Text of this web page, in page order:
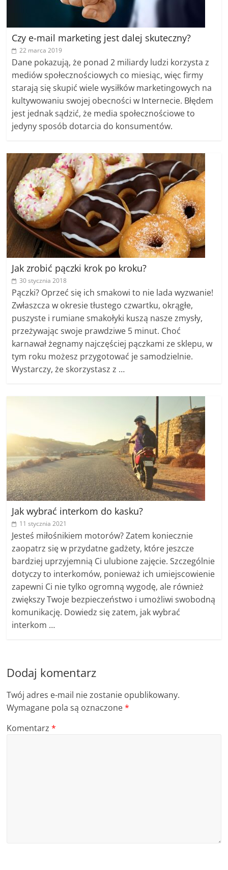
Czy e-mail marketing jest dalej skuteczny?
22 marca 2019
Dane pokazują, że ponad 2 miliardy ludzi korzysta z
mediów społecznościowych co miesiąc, więc firmy
starają się skupić wiele wysiłków marketingowych na
kultywowaniu swojej obecności w Internecie. Błędem
jest jednak sądzić, że media społecznościowe to
jedyny sposób dotarcia do konsumentów.
Jak zrobić pączki krok po kroku?
30 stycznia 2018
Pączki? Oprzeć się ich smakowi to nie lada wyzwanie!
Zwłaszcza w okresie tłustego czwartku, okrągłe,
puszyste i rumiane smakołyki kuszą nasze zmysły,
przeżywając swoje prawdziwe 5 minut. Choć
karnawał żegnamy najczęściej pączkami ze sklepu, w
tym roku możesz przygotować je samodzielnie.
Wystarczy, że skorzystasz z …
Jak wybrać interkom do kasku?
11 stycznia 2021
Jesteś miłośnikiem motorów? Zatem koniecznie
zaopatrz się w przydatne gadżety, które jeszcze
bardziej uprzyjemnią Ci ulubione zajęcie. Szczególnie
dotyczy to interkomów, ponieważ ich umiejscowienie
zapewni Ci nie tylko ogromną wygodę, ale również
zwiększy Twoje bezpieczeństwo i umożliwi swobodną
komunikację. Dowiedz się zatem, jak wybrać
interkom …
Dodaj komentarz
Twój adres e-mail nie zostanie opublikowany.
Wymagane pola są oznaczone*
Komentarz*